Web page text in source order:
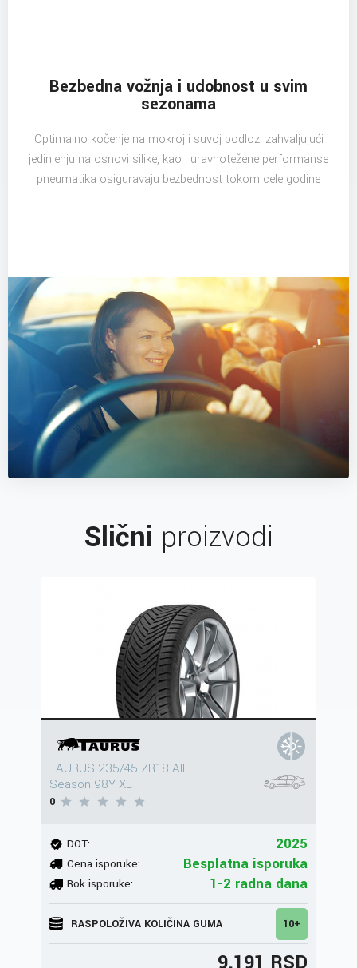
Bezbedna vožnja i udobnost u svim
sezonama
Optimalno kočenje na mokroj i suvoj podlozi zahvaljujući
jedinjenju na osnovi silike, kao i uravnotežene performanse
pneumatika osiguravaju bezbednost tokom cele godine
Slični proizvodi
TAURUS 235/45 ZR18 All
Season 98Y XL
0
DOT: 2025
Cena isporuke: Besplatna isporuka
Rok isporuke: 1-2 radna dana
RASPOLOŽIVA KOLIČINA GUMA 10+